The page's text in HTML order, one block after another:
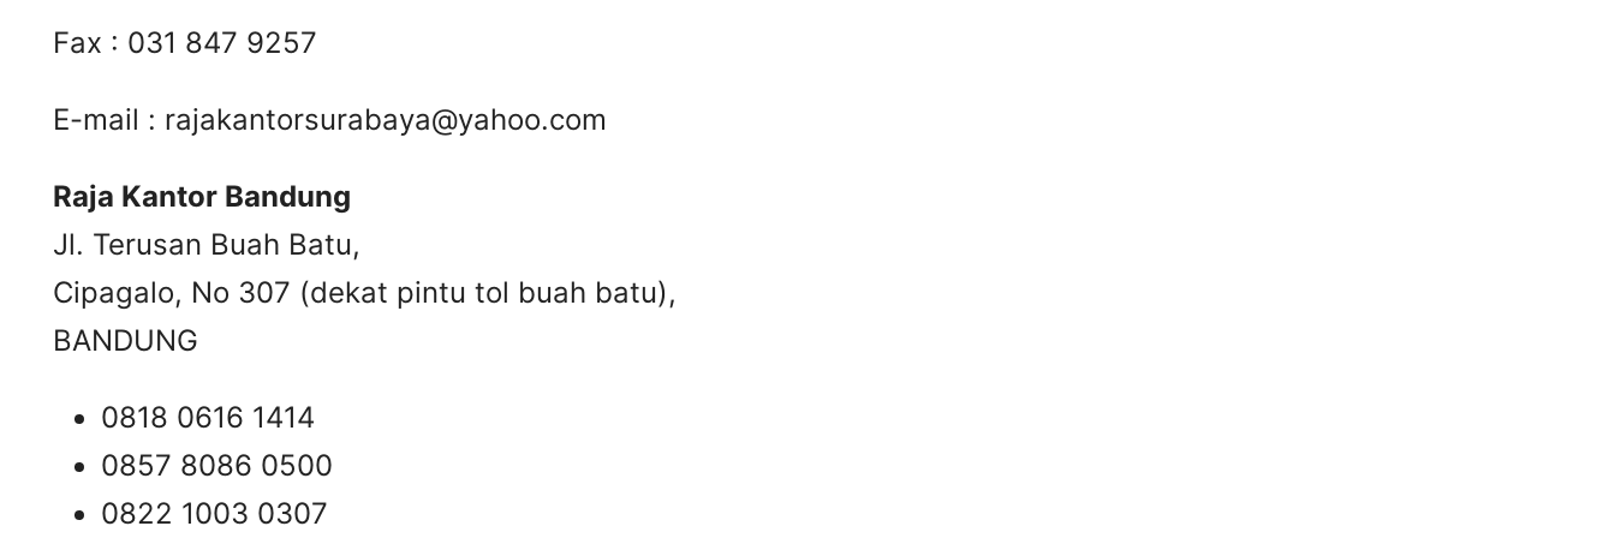
Fax : 031 847 9257
E-mail : rajakantorsurabaya@yahoo.com
Raja Kantor Bandung
Jl. Terusan Buah Batu,
Cipagalo, No 307 (dekat pintu tol buah batu),
BANDUNG
0818 0616 1414
0857 8086 0500
0822 1003 0307